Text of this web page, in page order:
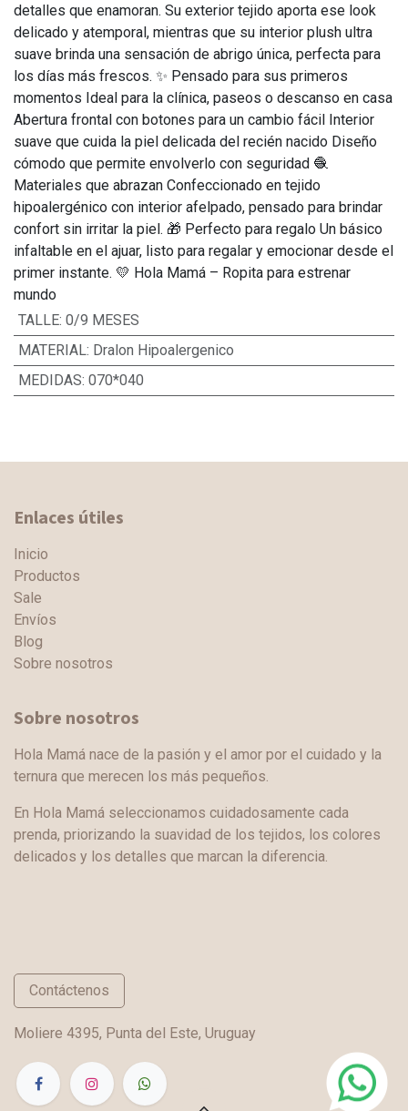
detalles que enamoran. Su exterior tejido aporta ese look
delicado y atemporal, mientras que su interior plush ultra
suave brinda una sensación de abrigo única, perfecta para
los días más frescos. ✨ Pensado para sus primeros
momentos Ideal para la clínica, paseos o descanso en casa
Abertura frontal con botones para un cambio fácil Interior
suave que cuida la piel delicada del recién nacido Diseño
cómodo que permite envolverlo con seguridad 🧶
Materiales que abrazan Confeccionado en tejido
hipoalergénico con interior afelpado, pensado para brindar
confort sin irritar la piel. 🎁 Perfecto para regalo Un básico
infaltable en el ajuar, listo para regalar y emocionar desde el
primer instante. 💛 Hola Mamá – Ropita para estrenar
mundo
TALLE: 0/9 MESES
MATERIAL: Dralon Hipoalergenico
MEDIDAS: 070*040
Enlaces útiles
Inicio
Productos
Sale
Envíos
Blog
Sobre nosotros
Sobre nosotros
Hola Mamá nace de la pasión y el amor por el cuidado y la
ternura que merecen los más pequeños.
En Hola Mamá seleccionamos cuidadosamente cada
prenda, priorizando la suavidad de los tejidos, los colores
delicados y los detalles que marcan la diferencia.
Contáctenos
Moliere 4395, Punta del Este, Uruguay